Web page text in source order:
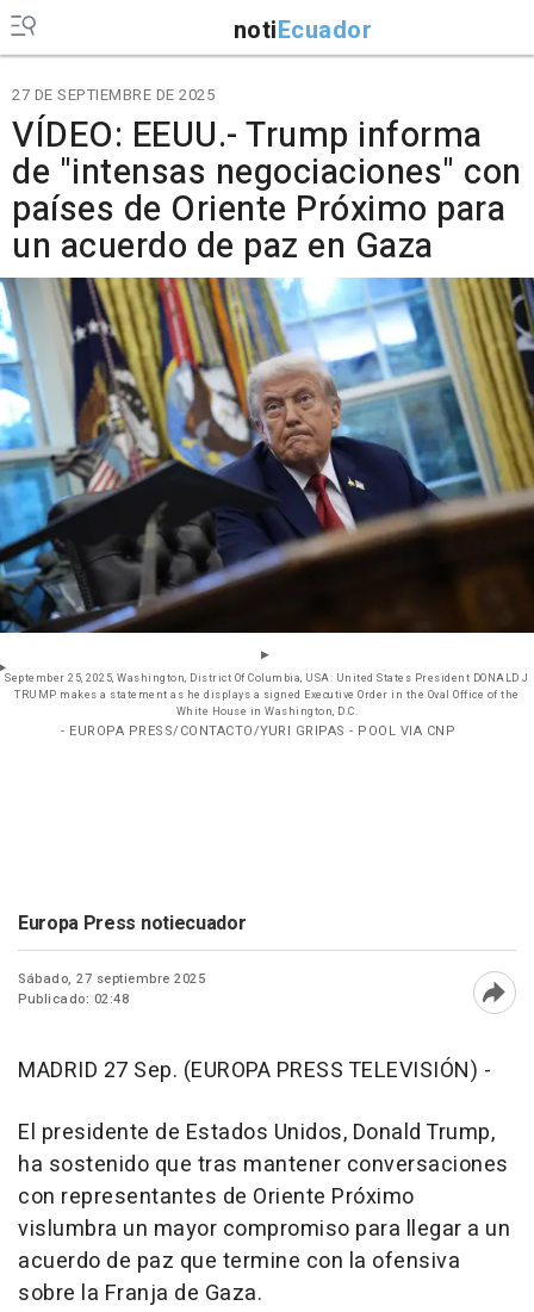
notiEcuador
27 DE SEPTIEMBRE DE 2025
VÍDEO: EEUU.- Trump informa
de "intensas negociaciones" con
países de Oriente Próximo para
un acuerdo de paz en Gaza
September 25, 2025, Washington, District Of Columbia, USA: United States President DONALD J
TRUMP makes a statement as he displays a signed Executive Order in the Oval Office of the
White House in Washington, D.C.
- EUROPA PRESS/CONTACTO/YURI GRIPAS - POOL VIA CNP
Europa Press notiecuador
Sábado, 27 septiembre 2025
Publicado: 02:48
MADRID 27 Sep. (EUROPA PRESS TELEVISIÓN) -
El presidente de Estados Unidos, Donald Trump,
ha sostenido que tras mantener conversaciones
con representantes de Oriente Próximo
vislumbra un mayor compromiso para llegar a un
acuerdo de paz que termine con la ofensiva
sobre la Franja de Gaza.